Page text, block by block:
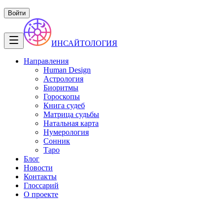
Войти
ИНСАЙТОЛОГИЯ
Направления
Human Design
Астрология
Биоритмы
Гороскопы
Книга судеб
Матрица судьбы
Натальная карта
Нумерология
Сонник
Таро
Блог
Новости
Контакты
Глоссарий
О проекте